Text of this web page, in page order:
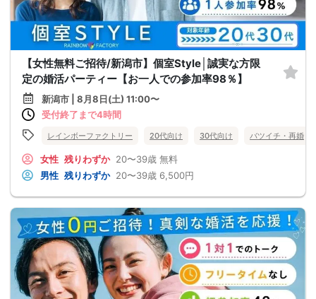
【女性無料ご招待/新潟市】個室Style│誠実な方限
定の婚活パーティー【お一人での参加率98％】
新潟市 | 8月8日(土) 11:00〜
受付終了まで4時間
レインボーファクトリー 20代向け 30代向け バツイチ・再婚
女性 残りわずか 20〜39歳 無料
男性 残りわずか 20〜39歳 6,500円